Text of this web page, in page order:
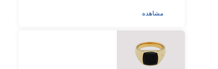
مشاهده